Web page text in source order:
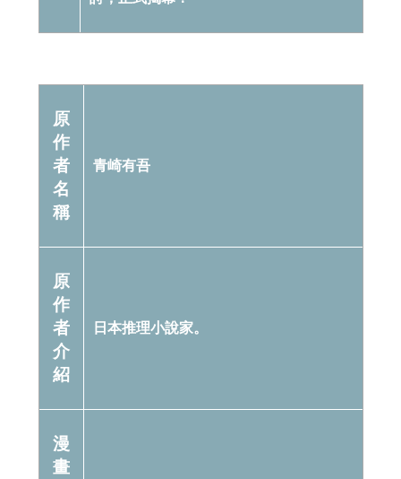
原
作
者
名
稱
青崎有吾
原
作
者
介
紹
日本推理小說家。
漫
畫